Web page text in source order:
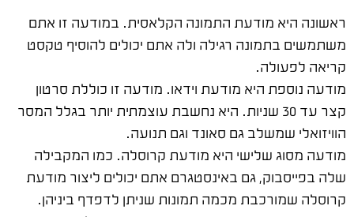
ראשונה היא מודעת התמונה הקלאסית. במודעה זו אתם
משתמשים בתמונה רגילה ולה אתם יכולים להוסיף טקסט
קריאה לפעולה.
מודעה נוספת היא מודעת וידאו. מודעה זו כוללת סרטון
קצר עד 30 שניות. היא נחשבת עוצמתית יותר בגלל המסר
הוויזואלי שמשלב גם סאונד וגם תנועה.
מודעה מסוג שלישי היא מודעת קרוסלה. כמו המקבילה
שלה בפייסבוק, גם באינסטגרם אתם יכולים ליצור מודעת
קרוסלה שמורכבת מכמה תמונות שניתן לדפדף ביניהן.